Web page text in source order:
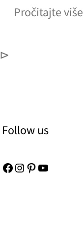
Pročitajte više
⊳
Follow us
Facebook Instagram Pinterest YouTube